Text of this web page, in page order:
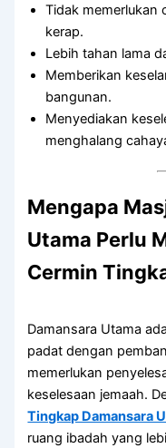
Tidak memerlukan
kerap.
Lebih tahan lama
Memberikan
bangunan.
Menyediakan
menghalang
Mengapa
Utama Perlu
Cermin
Damansara Utama
padat dengan
memerlukan
keselesaan jemaah.
Tingkap Damansara
ruang ibadah yang